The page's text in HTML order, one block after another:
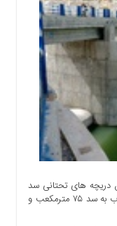
دریچه های تحتانی سد
«مروک» خبر داد و گفت: در حال حاضر ورودی آب به سد ۷۵ مترمکعب و